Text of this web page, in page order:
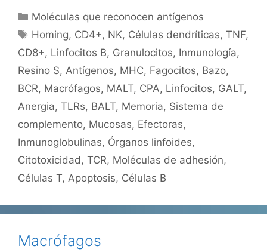
Categorías
Moléculas que reconocen antígenos
Etiquetas
Homing, CD4+, NK, Células dendríticas,TNF,
CD8+, Linfocitos B, Granulocitos, Inmunología,
Resino S, Antígenos, MHC, Fagocitos, Bazo,
BCR, Macrófagos, MALT, CPA, Linfocitos, GALT,
Anergia, TLRs, BALT, Memoria, Sistema de
complemento, Mucosas, Efectoras,
Inmunoglobulinas, Órganos linfoides,
Citotoxicidad, TCR, Moléculas de adhesión,
Células T, Apoptosis, Células B
Macrófagos